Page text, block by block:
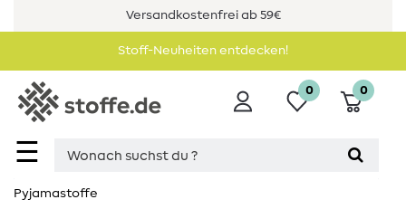
Versandkostenfrei ab 59€
Stoff-Neuheiten entdecken!
☰
0 0
Pyjamastoffe